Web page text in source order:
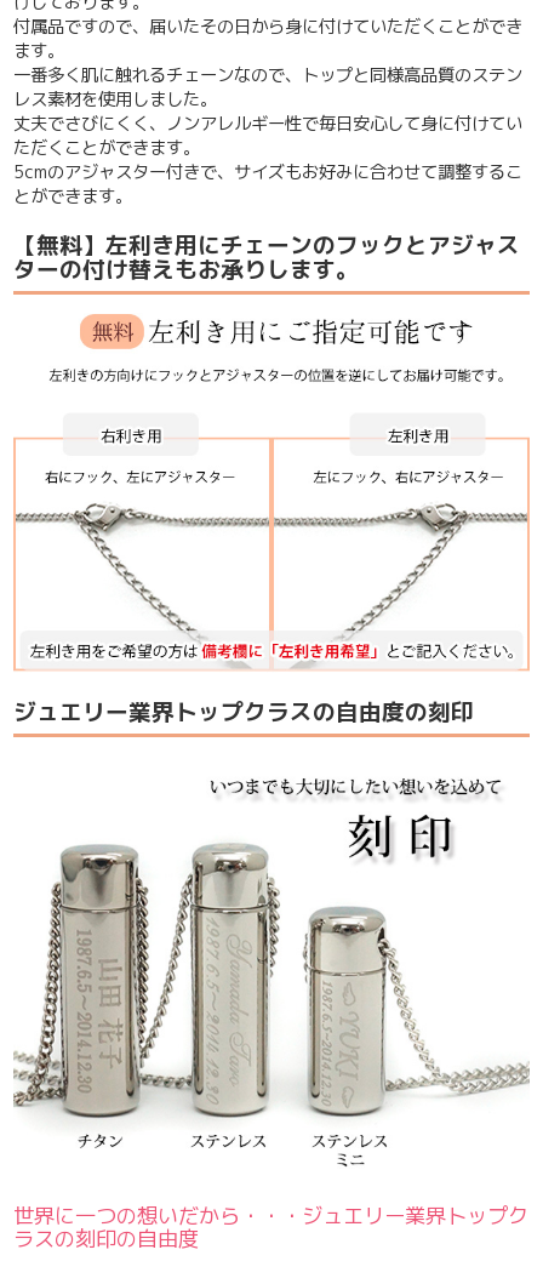
付属品ですので、届いたその日から身に付けていただくことができ
ます。
一番多く肌に触れるチェーンなので、トップと同様高品質のステン
レス素材を使用しました。
丈夫でさびにくく、ノンアレルギー性で毎日安心して身に付けてい
ただくことができます。
5cmのアジャスター付きで、サイズもお好みに合わせて調整するこ
とができます。
【無料】左利き用にチェーンのフックとアジャス
ターの付け替えもお承りします。
ジュエリー業界トップクラスの自由度の刻印
世界に一つの想いだから・・・ジュエリー業界トップク
ラスの刻印の自由度